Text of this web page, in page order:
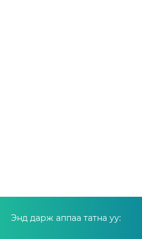
Энд дарж аппаа татна уу: